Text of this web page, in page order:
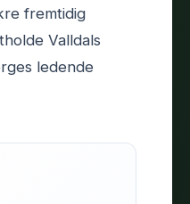
fremtidig
Valldals
ledende